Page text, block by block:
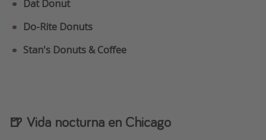
Dat Donut
Do-Rite Donuts
Stan's Donuts & Coffee
🍺 Vida nocturna en Chicago